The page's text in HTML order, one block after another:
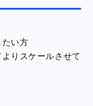
たい方
りスケールさせて